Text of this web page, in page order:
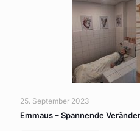
25. September 2023
Emmaus – Spannende